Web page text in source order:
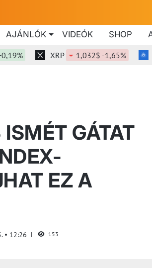
AJÁNLÓK VIDEÓK SHOP
XRP 1,032$ -1,65% ADA
GÁTAT
EZ A
12:26 153